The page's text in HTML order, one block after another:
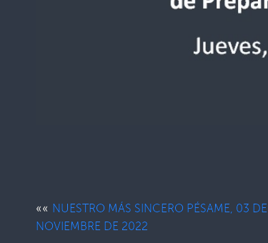
«« NUESTRO MÁS SINCERO PÉSAME, 03 DE
NOVIEMBRE DE 2022